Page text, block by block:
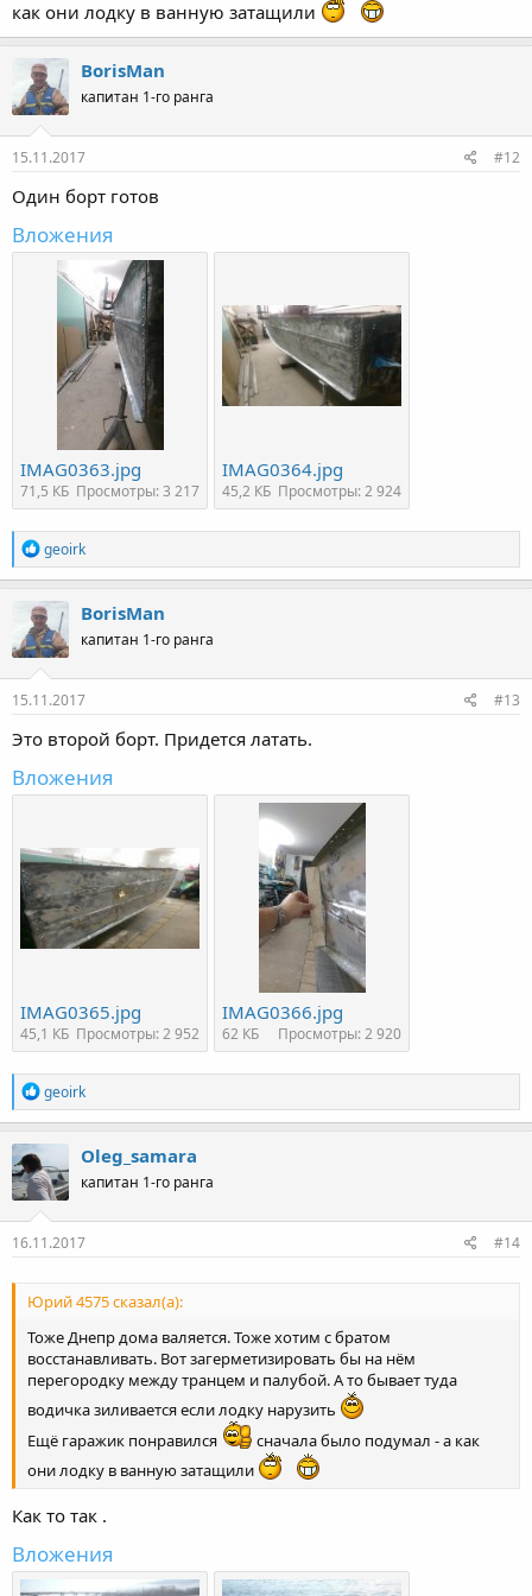
как они лодку в ванную затащили
BorisMan
капитан 1-го ранга
15.11.2017 #12
Один борт готов
Вложения
IMAG0363.jpg
71,5 КБ Просмотры: 3 217
IMAG0364.jpg
45,2 КБ Просмотры: 2 924
Р
е
а
к
ц
и
и
:
geoirk
BorisMan
капитан 1-го ранга
15.11.2017 #13
Это второй борт. Придется латать.
Вложения
IMAG0365.jpg
45,1 КБ Просмотры: 2 952
IMAG0366.jpg
62 КБ Просмотры: 2 920
Р
е
а
к
ц
и
и
:
geoirk
Oleg_samara
капитан 1-го ранга
16.11.2017 #14
Юрий 4575 сказал(а):
Тоже Днепр дома валяется. Тоже хотим с братом
восстанавливать. Вот загерметизировать бы на нём
перегородку между транцем и палубой. А то бывает туда
водичка зиливается если лодку нарузить
Ещё гаражик понравился
сначала было подумал - а как
они лодку в ванную затащили
Как то так .
Вложения